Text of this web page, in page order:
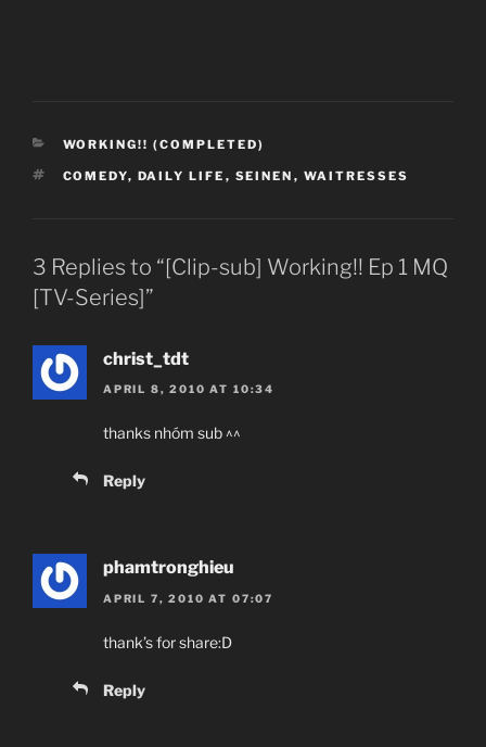
CATEGORIES
WORKING!! (COMPLETED)
TAGS
COMEDY, DAILY LIFE , SEINEN , WAITRESSES
3 Replies to “[Clip-sub] Working!! Ep 1 MQ
[TV-Series]”
christ_tdt
APRIL 8, 2010 AT 10:34
thanks nhóm sub ^^
Reply
phamtronghieu
APRIL 7, 2010 AT 07:07
thank’s for share:D
Reply